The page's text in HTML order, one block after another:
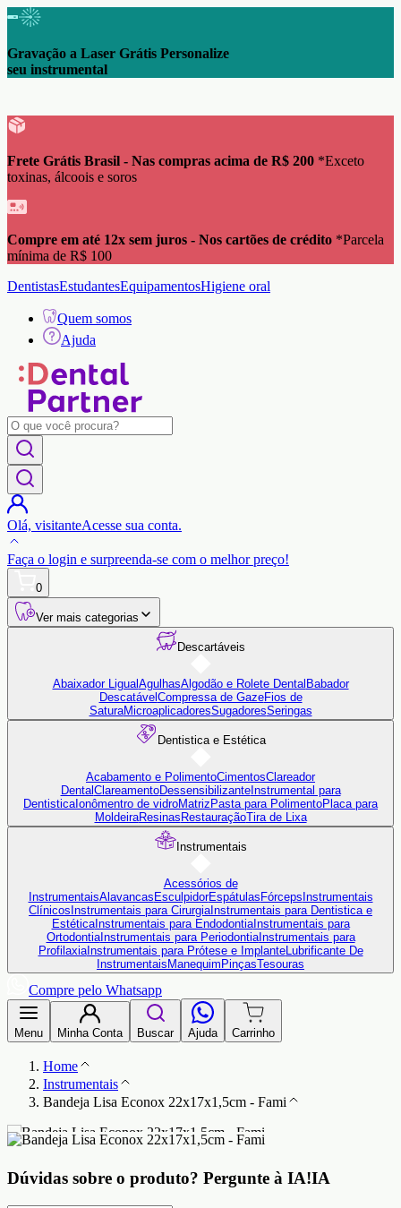
Gravação a Laser Grátis Personalize
seu instrumental
Frete Grátis Brasil - Nas compras acima de R$ 200 *Exceto
toxinas, álcoois e soros
Compre em até 12x sem juros - Nos cartões de crédito *Parcela
mínima de R$ 100
DentistasEstudantesEquipamentosHigiene oral
Quem somos
Ajuda
Olá, visitanteAcesse sua conta.
Faça o login e surpreenda-se com o melhor preço!
0
Ver mais categorias
Descartáveis
Abaixador Ligual AgulhasAlgodão e Rolete Dental Babador
Descatável Compressa de GazeFios de
SaturaMicroaplicadoresSugadoresSeringas
Dentistica e Estética
Acabamento e PolimentoCimentosClareador
Dental ClareamentoDessensibilizanteInstrumental para
Dentistica Ionômentro de vidroMatriz Pasta para PolimentoPlaca para
MoldeiraResinas RestauraçãoTira de Lixa
Instrumentais
Acessórios de
InstrumentaisAlavancas EsculpidorEspátulas Fórceps Instrumentais
Clínicos Instrumentais para Cirurgia Instrumentais para Dentistica e
EstéticaInstrumentais para EndodontiaInstrumentais para
OrtodontiaInstrumentais para PeriodontiaInstrumentais para
ProfilaxiaInstrumentais para Prótese e ImplanteLubrificante De
Instrumentais Manequim PinçasTesouras
Compre pelo Whatsapp
Menu Minha Conta Buscar Ajuda Carrinho
Home
Instrumentais
Bandeja Lisa Econox 22x17x1,5cm - Fami
Dúvidas sobre o produto? Pergunte à IA!IA